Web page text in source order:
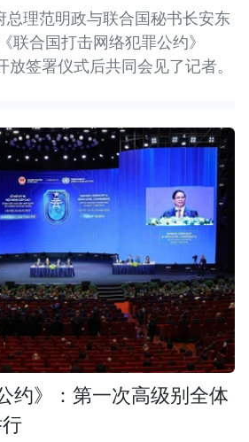
总理范明政与联合国秘书长安东
联合国打击网络犯罪公约》
放签署仪式后共同会见了记者。
约》：第一次高级别全体